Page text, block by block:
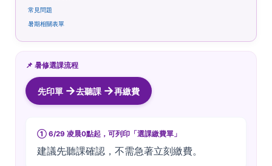
常見問題
暑期相關表單
📌 暑修選課流程
先印單 →去聽課 →再繳費
① 6/29 凌晨0點起，可列印「選課繳費單」
建議先聽課確認，不需急著立刻繳費。